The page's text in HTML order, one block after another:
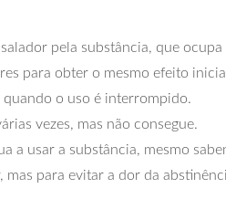
pela substância, que
para obter o mesmo efeito
o uso é interrompido.
vezes, mas não consegue.
a usar a substância, mesmo
para evitar a dor da